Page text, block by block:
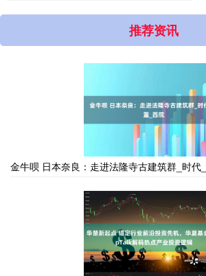
推荐资讯
金牛呗 日本奈良：走进法隆寺古建筑群_时代